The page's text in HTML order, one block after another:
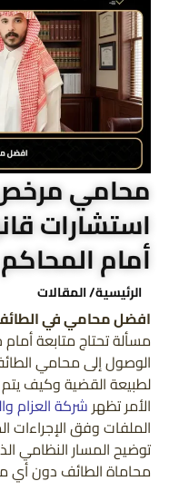
محامي
استشارات
أمام المحاكم
الرئيسية/ المقالات
افضل محامي في
مسألة تحتاج متابعة
الوصول إلى محامي
لطبيعة القضية وكيف
الأمر تظهرشركة العزام
الملفات وفق الإجراءات
توضيح المسار النظامي
محاماة الطائف دون أي